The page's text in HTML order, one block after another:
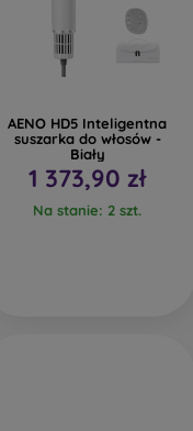
AENO HD5 Inteligentna
suszarka do włosów -
Biały
1 373,90 zł
Na stanie: 2 szt.